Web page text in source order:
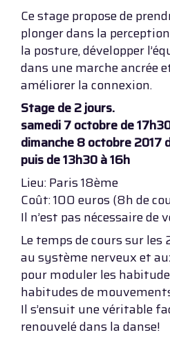
Ce stage propose de
plonger dans la
la posture, développer
dans une marche ancrée
améliorer la connexion.
Stage de 2 jours.
samedi 7 octobre de
dimanche 8 octobre 2017
puis de 13h30 à 16h
Lieu: Paris 18ème
Coût: 100 euros (8h de
Il n’est pas nécessaire de
Le temps de cours sur les
au système nerveux et
pour moduler les
habitudes de
Il s’ensuit une véritable
renouvelé dans la danse!